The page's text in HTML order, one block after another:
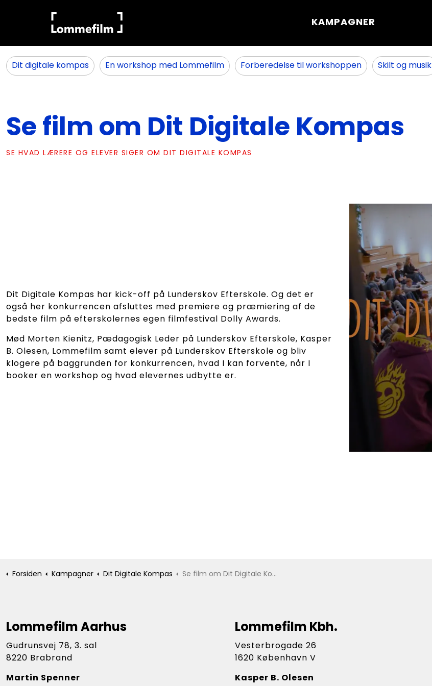
KAMPAGNER
Dit digitale kompas En workshop med Lommefilm Forberedelse til workshoppen Skilt og musik
Se film om Dit Digitale Kompas
SE HVAD LÆRERE OG ELEVER SIGER OM DIT DIGITALE KOMPAS
Dit Digitale Kompas har kick-off på Lunderskov Efterskole. Og det er
også her konkurrencen afsluttes med premiere og præmiering af de
bedste film på efterskolernes egen filmfestival Dolly Awards.
Mød Morten Kienitz, Pædagogisk Leder på Lunderskov Efterskole, Kasper
B. Olesen, Lommefilm samt elever på Lunderskov Efterskole og bliv
klogere på baggrunden for konkurrencen, hvad I kan forvente, når I
booker en workshop og hvad elevernes udbytte er.
Forsiden Kampagner Dit Digitale Kompas Se film om Dit Digitale Kompas
Lommefilm Aarhus
Gudrunsvej 78, 3. sal
8220 Brabrand
Martin Spenner
Lommefilm Kbh.
Vesterbrogade 26
1620 København V
Kasper B. Olesen